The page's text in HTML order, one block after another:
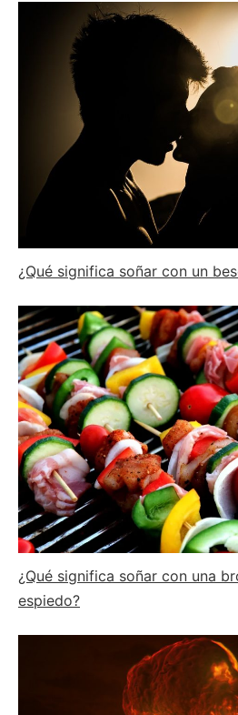
¿Qué significa soñar con un
¿Qué significa soñar con una
espiedo?